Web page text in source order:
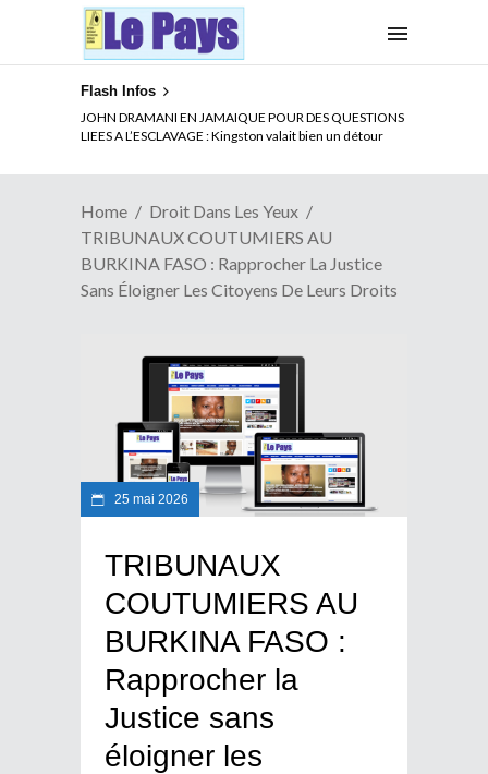
Flash Infos
JOHN DRAMANI EN JAMAIQUE POUR DES QUESTIONS
LIEES A L’ESCLAVAGE : Kingston valait bien un détour
ELECTION DE TALON A LA TETE DU SENAT BENINOIS :
Quand Patrice quitte le pouvoir sans partir !
Home
Droit Dans Les Yeux
TRIBUNAUX COUTUMIERS AU
BURKINA FASO : Rapprocher La Justice
Sans Éloigner Les Citoyens De Leurs Droits
25 mai 2026
TRIBUNAUX
COUTUMIERS AU
BURKINA FASO :
Rapprocher la
Justice sans
éloigner les